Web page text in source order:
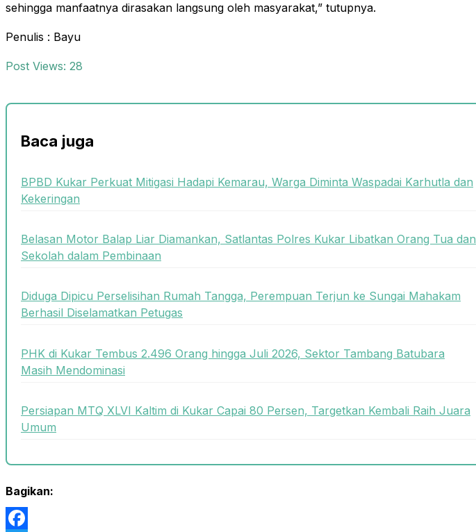
sehingga manfaatnya dirasakan langsung oleh masyarakat,” tutupnya.
Penulis : Bayu
Post Views: 28
Baca juga
BPBD Kukar Perkuat Mitigasi Hadapi Kemarau, Warga Diminta Waspadai Karhutla dan
Kekeringan
Belasan Motor Balap Liar Diamankan, Satlantas Polres Kukar Libatkan Orang Tua dan
Sekolah dalam Pembinaan
Diduga Dipicu Perselisihan Rumah Tangga, Perempuan Terjun ke Sungai Mahakam
Berhasil Diselamatkan Petugas
PHK di Kukar Tembus 2.496 Orang hingga Juli 2026, Sektor Tambang Batubara
Masih Mendominasi
Persiapan MTQ XLVI Kaltim di Kukar Capai 80 Persen, Targetkan Kembali Raih Juara
Umum
Bagikan: